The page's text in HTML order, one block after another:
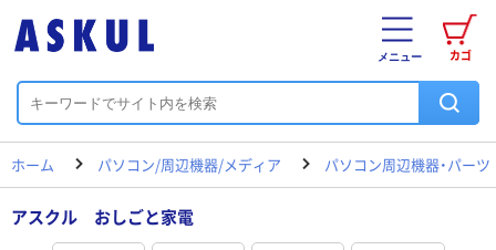
カゴ
メニュー
ホーム パソコン/周辺機器/メディア パソコン周辺機器・パーツ
アスクル おしごと家電